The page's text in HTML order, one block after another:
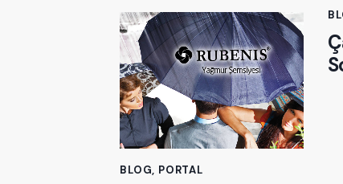
BLOG, PORTAL